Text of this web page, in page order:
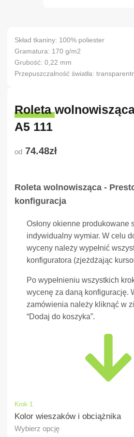
Skład tkaniny: 100% poliester
Gramatura: 170 g/m2
Grubość: 0,22 mm
Przepuszczalność światła:
Roleta
A5 111
od 74.48zł
Roleta wolnowisząca -
konfiguracja
Osłony okienne produkowane
indywidualny wymiar. W celu
wyceny należy wypełnić
konfiguratora (zjeżdżając
Po wypełnieniu wszystkich
wycenę za daną konfigurację.
zamówienia należy kliknąć w
“Dodaj do koszyka”.
Krok 1
Kolor wieszaków i obciążnika
Wybierz opcję